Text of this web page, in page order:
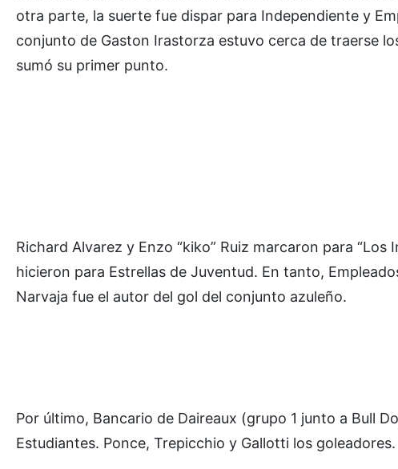
otra parte, la suerte fue dispar para Independiente y
conjunto de Gaston Irastorza estuvo cerca de traerse
sumó su primer punto.
Richard Alvarez y Enzo “kiko” Ruiz marcaron para
hicieron para Estrellas de Juventud. En tanto,
Narvaja fue el autor del gol del conjunto azuleño.
Por último, Bancario de Daireaux (grupo 1 junto a Bull
Estudiantes. Ponce, Trepicchio y Gallotti los goleadores.